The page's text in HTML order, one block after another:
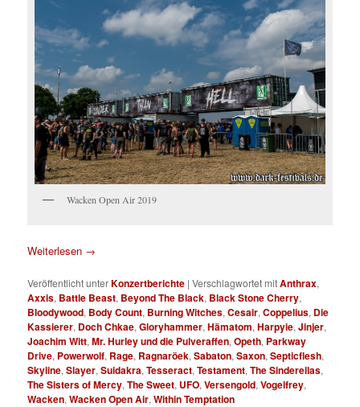
Wacken Open Air 2019
Weiterlesen →
Veröffentlicht unterKonzertberichte |Verschlagwortet mitAnthrax,
Axxis, Battle Beast, Beyond The Black, Black Stone Cherry,
Bloodywood, Body Count, Burning Witches,Cesair,Coppelius, Die
Kassierer, Doch Chkae,Gloryhammer,Hämatom,Harpyie,Jinjer,
Joachim Witt,Mr. Hurley und die Pulveraffen,Opeth, Parkway
Drive, Powerwolf, Rage, Ragnaröek,Sabaton,Saxon,Septicflesh,
Skyline,Slayer,Suidakra,Tesseract,Testament,The Sinderellas,
The Sisters of Mercy,The Sweet, UFO,Versengold,Vogelfrey,
Wacken,Wacken Open Air,Within Temptation